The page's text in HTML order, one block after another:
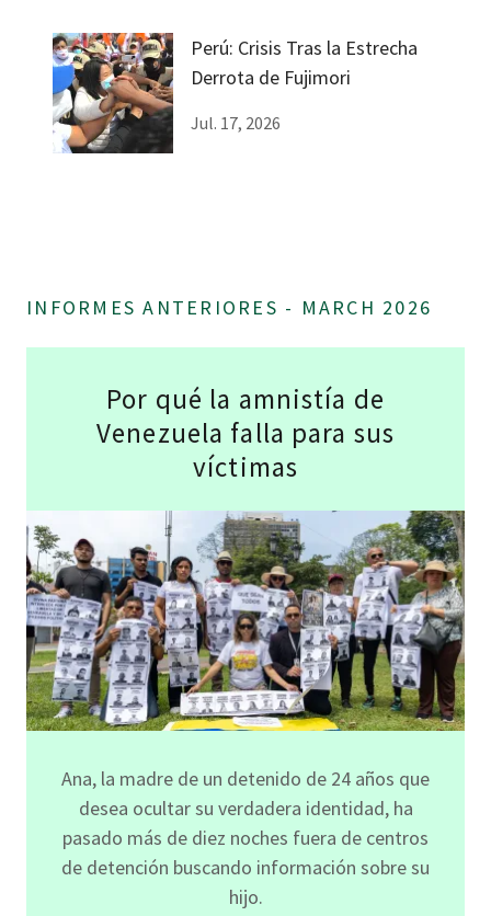
Perú: Crisis Tras la Estrecha
Derrota de Fujimori
Jul. 17, 2026
INFORMES ANTERIORES - MARCH 2026
Por qué la amnistía de
Venezuela falla para sus
víctimas
Ana, la madre de un detenido de 24 años que
desea ocultar su verdadera identidad, ha
pasado más de diez noches fuera de centros
de detención buscando información sobre su
hijo.